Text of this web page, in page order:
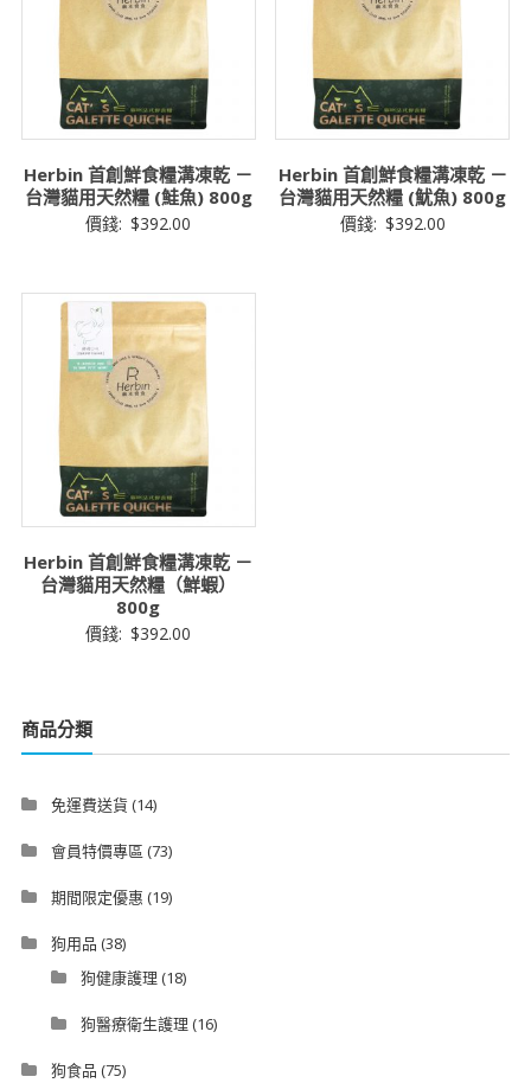
Herbin 首創鮮食糧溝凍乾 －
台灣貓用天然糧 (鮭魚) 800g
價錢: $392.00
Herbin 首創鮮食糧溝凍乾 －
台灣貓用天然糧 (魷魚) 800g
價錢: $392.00
Herbin 首創鮮食糧溝凍乾 －
台灣貓用天然糧（鮮蝦）
800g
價錢: $392.00
商品分類
免運費送貨(14)
會員特價專區 (73)
期間限定優惠 (19)
狗用品 (38)
狗健康護理 (18)
狗醫療衛生護理 (16)
狗食品 (75)